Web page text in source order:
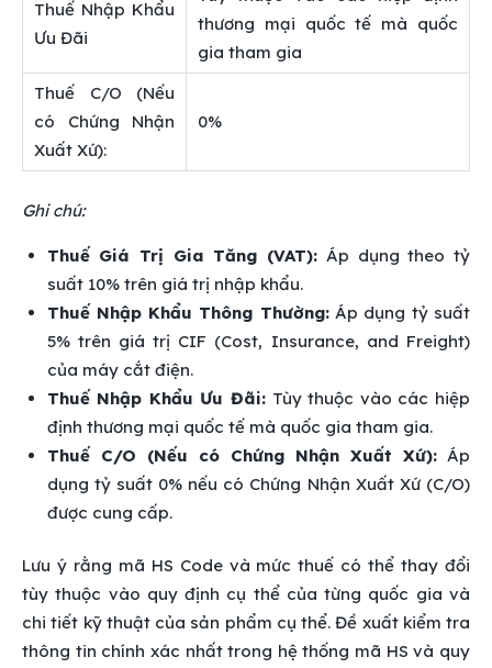
Thuế Nhập Khẩu
Ưu Đãi
thương mại quốc tế mà quốc
gia tham gia
Thuế C/O (Nếu
có Chứng Nhận
Xuất Xứ):
0%
Ghi chú:
Thuế Giá Trị Gia Tăng (VAT): Áp dụng theo tỷ
suất 10% trên giá trị nhập khẩu.
Thuế Nhập Khẩu Thông Thường:Áp dụng tỷ suất
5% trên giá trị CIF (Cost, Insurance, and Freight)
của máy cắt điện.
Thuế Nhập Khẩu Ưu Đãi:Tùy thuộc vào các hiệp
định thương mại quốc tế mà quốc gia tham gia.
Thuế C/O (Nếu có Chứng Nhận Xuất Xứ):Áp
dụng tỷ suất 0% nếu có Chứng Nhận Xuất Xứ (C/O)
được cung cấp.
Lưu ý rằng mã HS Code và mức thuế có thể thay đổi
tùy thuộc vào quy định cụ thể của từng quốc gia và
chi tiết kỹ thuật của sản phẩm cụ thể. Đề xuất kiểm tra
thông tin chính xác nhất trong hệ thống mã HS và quy